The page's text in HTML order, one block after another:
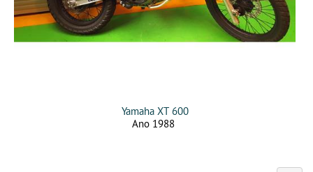
Yamaha XT 600
Ano 1988